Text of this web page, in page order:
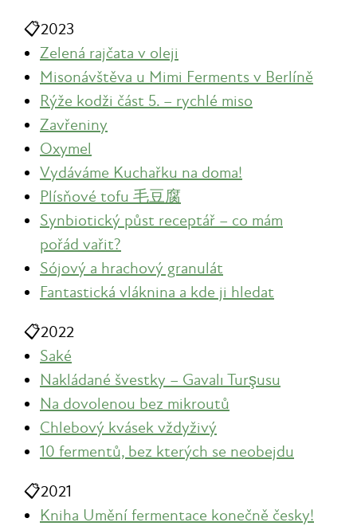
📋2023
Zelená rajčata v oleji
Misonávštěva u Mimi Ferments v Berlíně
Rýže kodži část 5. – rychlé miso
Zavřeniny
Oxymel
Vydáváme Kuchařku na doma!
Plísňové tofu 毛豆腐
Synbiotický půst receptář – co mám
pořád vařit?
Sójový a hrachový granulát
Fantastická vláknina a kde ji hledat
📋2022
Saké
Nakládané švestky – Gavalı Turşusu
Na dovolenou bez mikroutů
Chlebový kvásek vždyživý
10 fermentů, bez kterých se neobejdu
📋2021
Kniha Umění fermentace konečně česky!